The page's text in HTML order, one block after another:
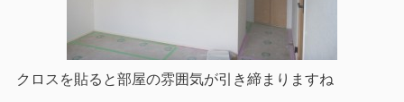
クロスを貼ると部屋の雰囲気が引き締まりますね